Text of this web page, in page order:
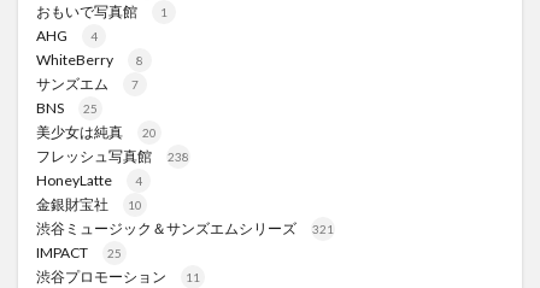
おもいで写真館 1
AHG 4
WhiteBerry 8
サンズエム 7
BNS 25
美少女は純真 20
フレッシュ写真館 238
HoneyLatte 4
金銀財宝社 10
渋谷ミュージック＆サンズエムシリーズ 321
IMPACT 25
渋谷プロモーション 11